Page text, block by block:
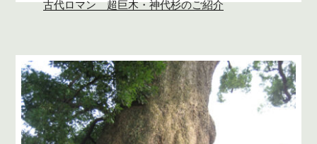
古代ロマン 超巨木・神代杉のご紹介